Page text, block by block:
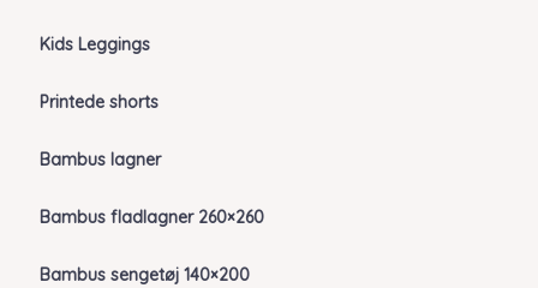
Kids Leggings
Printede shorts
Bambus lagner
Bambus fladlagner 260×260
Bambus sengetøj 140×200